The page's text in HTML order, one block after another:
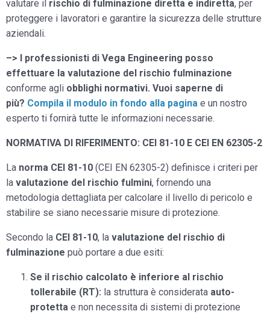
valutare il rischio di fulminazione diretta e indiretta, per
proteggere i lavoratori e garantire la sicurezza delle strutture
aziendali.
–> I professionisti di Vega Engineering posso
effettuare la valutazione del rischio fulminazione
conforme agli obblighi normativi. Vuoi saperne di
più? Compila il modulo in fondo alla pagina e un nostro
esperto ti fornirà tutte le informazioni necessarie.
NORMATIVA DI RIFERIMENTO: CEI 81-10 E CEI EN 62305-2
La norma CEI 81-10 (CEI EN 62305-2) definisce i criteri per
la valutazione del rischio fulmini, fornendo una
metodologia dettagliata per calcolare il livello di pericolo e
stabilire se siano necessarie misure di protezione.
Secondo la CEI 81-10, la valutazione del rischio di
fulminazione può portare a due esiti:
Se il rischio calcolato è inferiore al rischio
tollerabile (RT): la struttura è considerata auto-
protetta e non necessita di sistemi di protezione